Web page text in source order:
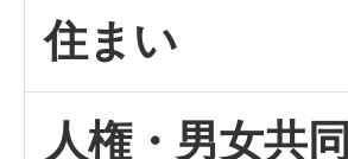
住まい
人権・男女共